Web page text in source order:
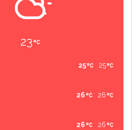
23
25
25
26
26
26
26